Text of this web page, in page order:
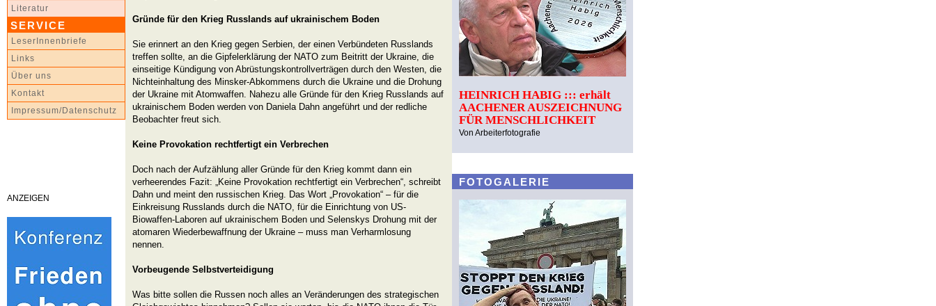
Literatur
SERVICE
LeserInnenbriefe
Links
Über uns
Kontakt
Impressum/Datenschutz
ANZEIGEN
Gründe für den Krieg Russlands auf ukrainischem Boden
Sie erinnert an den Krieg gegen Serbien, der einen Verbündeten Russlands
treffen sollte, an die Gipfelerklärung der NATO zum Beitritt der Ukraine, die
einseitige Kündigung von Abrüstungskontrollverträgen durch den Westen, die
Nichteinhaltung des Minsker-Abkommens durch die Ukraine und die Drohung
der Ukraine mit Atomwaffen. Nahezu alle Gründe für den Krieg Russlands auf
ukrainischem Boden werden von Daniela Dahn angeführt und der redliche
Beobachter freut sich.
Keine Provokation rechtfertigt ein Verbrechen
Doch nach der Aufzählung aller Gründe für den Krieg kommt dann ein
verheerendes Fazit: „Keine Provokation rechtfertigt ein Verbrechen“, schreibt
Dahn und meint den russischen Krieg. Das Wort „Provokation“ – für die
Einkreisung Russlands durch die NATO, für die Einrichtung von US-
Biowaffen-Laboren auf ukrainischem Boden und Selenskys Drohung mit der
atomaren Wiederbewaffnung der Ukraine – muss man Verharmlosung
nennen.
Vorbeugende Selbstverteidigung
Was bitte sollen die Russen noch alles an Veränderungen des strategischen
HEINRICH HABIG ::: erhält
AACHENER AUSZEICHNUNG
FÜR MENSCHLICHKEIT
Von Arbeiterfotografie
FOTOGALERIE